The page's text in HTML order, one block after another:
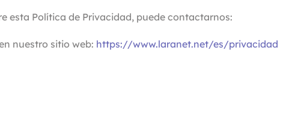
esta Política de Privacidad, puede contactarnos:
nuestro sitio web: https://www.laranet.net/es/privacidad